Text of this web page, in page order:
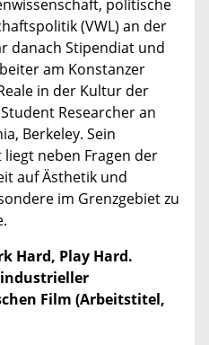
politische
(VWL) an der
danach Stipendiat und
am Konstanzer
in der Kultur der
Researcher an
Berkeley. Sein
neben Fragen der
auf Ästhetik und
im Grenzgebiet zu
Hard, Play Hard.
Film (Arbeitstitel,